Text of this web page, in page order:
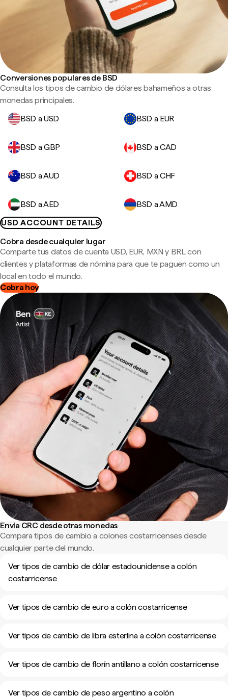
Conversiones populares de BSD
Consulta los tipos de cambio de dólares bahameños a otras
monedas principales.
BSD a USD
BSD a EUR
BSD a GBP BSD a CAD
BSD a AUD BSD a CHF
BSD a AED
BSD a AMD
USD ACCOUNT DETAILS
Cobra desde cualquier lugar
Comparte tus datos de cuenta USD, EUR, MXN y BRL con
clientes y plataformas de nómina para que te paguen como un
local en todo el mundo.
Cobra hoy
Envía CRC desde otras monedas
Compara tipos de cambio a colones costarricenses desde
cualquier parte del mundo.
Ver tipos de cambio de dólar estadounidense a colón
costarricense
Ver tipos de cambio de euro a colón costarricense
Ver tipos de cambio de libra esterlina a colón costarricense
Ver tipos de cambio de florín antillano a colón costarricense
Ver tipos de cambio de peso argentino a colón